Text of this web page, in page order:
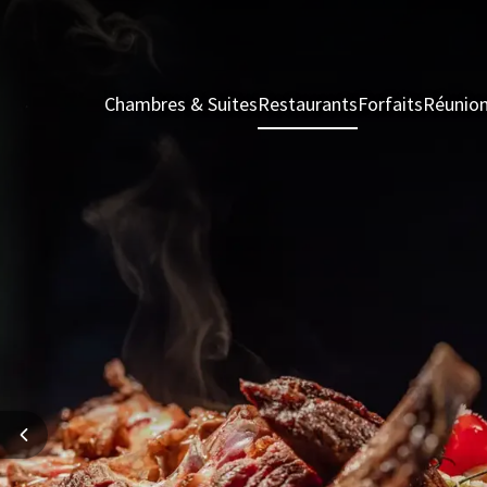
Chambres & SuitesRestaurantsForfaits